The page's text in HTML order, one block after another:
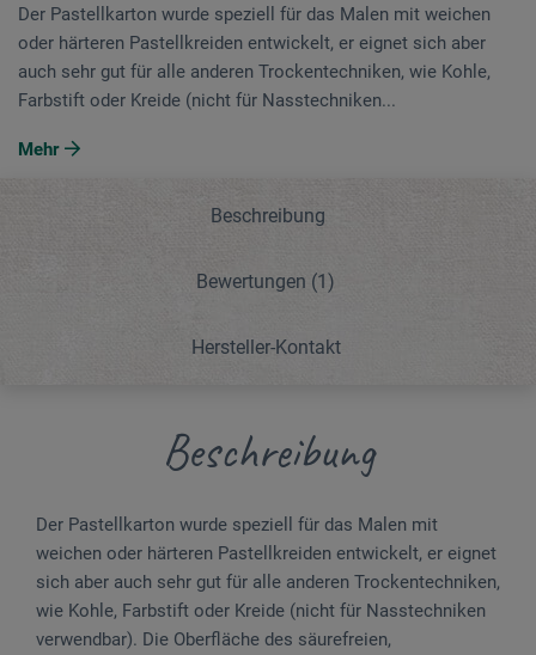
Der Pastellkarton wurde speziell für das Malen mit weichen
oder härteren Pastellkreiden ent­wickelt, er eignet sich aber
auch sehr gut für alle anderen Trockentechniken, wie Kohle,
Farbstift oder Kreide (nicht für Nasstechniken...
Mehr
Beschreibung
Bewertungen (1)
Hersteller-Kontakt
Beschreibung
Der Pastellkarton wurde speziell für das Malen mit
weichen oder härteren Pastellkreiden ent­wickelt, er eignet
sich aber auch sehr gut für alle anderen Trockentechniken,
wie Kohle, Farbstift oder Kreide (nicht für Nasstechniken
verwendbar). Die Oberfläche des säurefreien,